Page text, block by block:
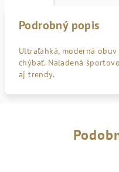
Podrobný popis
Ultraľahká, moderná
chýbať. Naladená
aj trendy.